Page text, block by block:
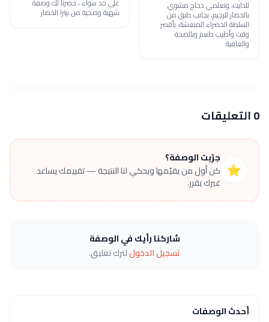
للدايت، وتعلمي دجاج مشوي
بالخضار للرجيم، بجانب طبق من
السلطة الخضراء المنعشة، بأقصر
وقت وأطيب طعم وبالصحة
والعافية
شهية وصحية من بيتزا الخضار
0 التعليقات
⭐
جرّبت الوصفة؟
كن أول من يقيّمها ويحكي لنا النتيجة — تقييمك يساعد
غيرك يقرر.
شاركنا رأيك في الوصفة
تسجيل الدخوللترك تعليق.
أحدث الوصفات